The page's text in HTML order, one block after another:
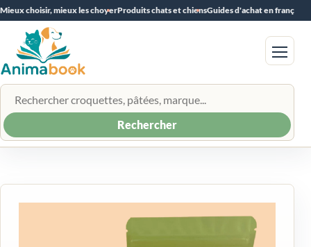
Mieux choisir, mieux les choyerProduits chats et chiensGuides d'achat en français
Rechercher un produit
Rechercher
Menu